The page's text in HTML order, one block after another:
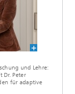
und Lehre:
Dr. Peter
für adaptive